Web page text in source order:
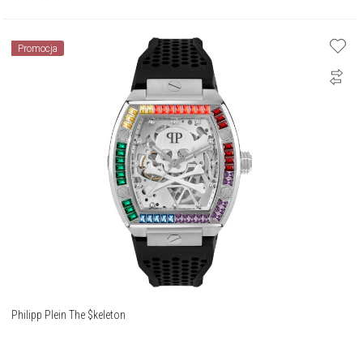
Promocja
Philipp Plein The $keleton